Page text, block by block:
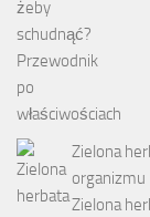
Zielona
organizmu
Zielona